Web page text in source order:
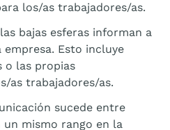
los/as trabajadores/as.
bajas esferas informan a
Esto incluye
o las propias
as trabajadores/as.
sucede entre
un mismo rango en la